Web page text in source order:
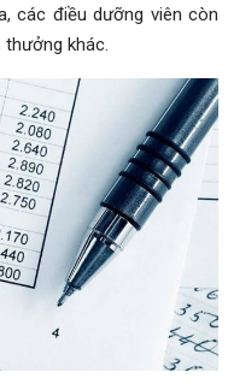
các điều dưỡng viên còn
khác.